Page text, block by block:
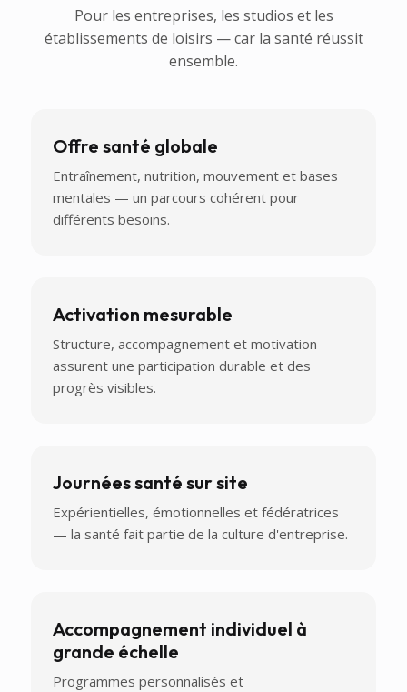
Pour les entreprises, les studios et les
établissements de loisirs — car la santé réussit
ensemble.
Offre santé globale
Entraînement, nutrition, mouvement et bases
mentales — un parcours cohérent pour
différents besoins.
Activation mesurable
Structure, accompagnement et motivation
assurent une participation durable et des
progrès visibles.
Journées santé sur site
Expérientielles, émotionnelles et fédératrices
— la santé fait partie de la culture d'entreprise.
Accompagnement individuel à
grande échelle
Programmes personnalisés et